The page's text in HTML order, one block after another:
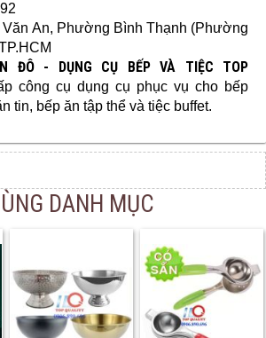
An, Phường Bình Thạnh (Phường
ĐÔ - DỤNG CỤ BẾP VÀ TIỆC TOP
công cụ dụng cụ phục vụ cho bếp
tin, bếp ăn tập thể và tiệc buffet.
DANH MỤC